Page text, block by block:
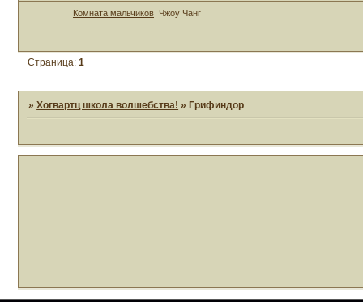
Комната мальчиков Чжоу Чанг
Страница:1
»Хогвартц школа волшебства! » Грифиндор